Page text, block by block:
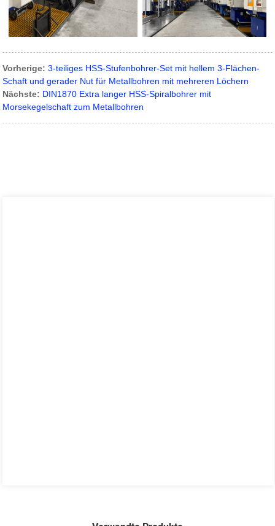
Vorherige: 3-teiliges HSS-Stufenbohrer-Set mit hellem 3-Flächen-
Schaft und gerader Nut für Metallbohren mit mehreren Löchern
Nächste: DIN1870 Extra langer HSS-Spiralbohrer mit
Morsekegelschaft zum Metallbohren